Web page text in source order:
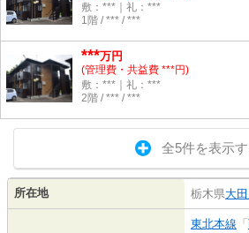
敷：***｜礼：***
1階 / *** / ***
***万円
(管理費・共益費 ***円)
敷：***｜礼：***
2階 / *** / ***
全5件を表示
所在地 栃木県大
東北本線 「